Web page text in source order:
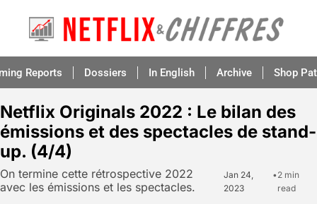
Reports Dossiers In English Archive Shop
Netflix Originals 2022 : Le bilan des
émissions et des spectacles de stand-
up. (4/4)
On termine cette rétrospective 2022
avec les émissions et les spectacles.
Jan 24,
2023
•2 min
read